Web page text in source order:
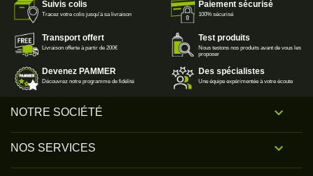
Suivis colis
Tracez votre colis jusqu'à sa livraison
Paiement sécurisé
100% sécurisé
Transport offert
Livraison offerte à partir de 200€
Test produits
Nous testons nos produits avant de vous les
proposer
Devenez PAMMER
Découvrez notre programme de fidélité
Des spécialistes
Une équipe expérimentée à votre écoute
NOTRE SOCIÉTÉ 
NOS SERVICES 